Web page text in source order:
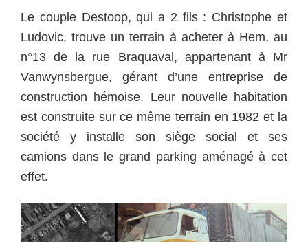
Le couple Destoop, qui a 2 fils : Christophe et
Ludovic, trouve un terrain à acheter à Hem, au
n°13 de la rue Braquaval, appartenant à Mr
Vanwynsbergue, gérant d’une entreprise de
construction hémoise. Leur nouvelle habitation
est construite sur ce même terrain en 1982 et la
société y installe son siège social et ses
camions dans le grand parking aménagé à cet
effet.